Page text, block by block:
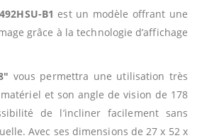
B1 est un modèle offrant une
grâce à la technologie d’affichage
vous permettra une utilisation très
et son angle de vision de 178
de l’incliner facilement sans
Avec ses dimensions de 27 x 52 x